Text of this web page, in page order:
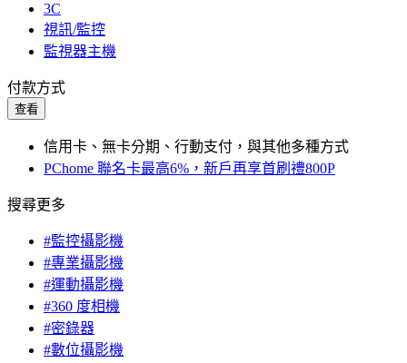
3C
視訊/監控
監視器主機
付款方式
查看
信用卡、無卡分期、行動支付，與其他多種方式
PChome 聯名卡最高6%，新戶再享首刷禮800P
搜尋更多
#監控攝影機
#專業攝影機
#運動攝影機
#360 度相機
#密錄器
#數位攝影機